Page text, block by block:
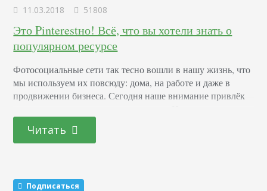
11.03.2018 51808
Это Pinterestно! Всё, что вы хотели знать о
популярном ресурсе
Фотосоциальные сети так тесно вошли в нашу жизнь, что
мы используем их повсюду: дома, на работе и даже в
продвижении бизнеса. Сегодня наше внимание привлёк
Pinterest и как им пользоваться? Pinterest. com — что это за
сайт? Визуальная социальная сеть, в которой
Читать
Подписаться